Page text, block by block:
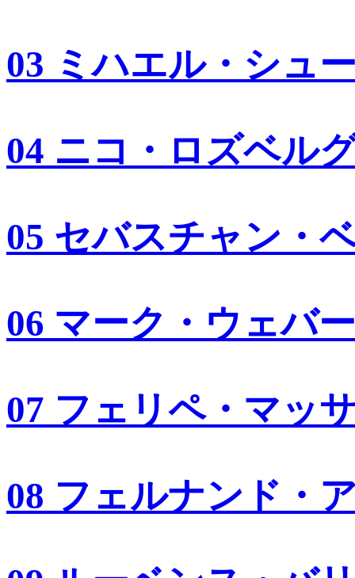
03 ミハエル・シュ
04 ニコ・ロズベル
05 セバスチャン・
06 マーク・ウェバー
07 フェリペ・マッ
08 フェルナンド・